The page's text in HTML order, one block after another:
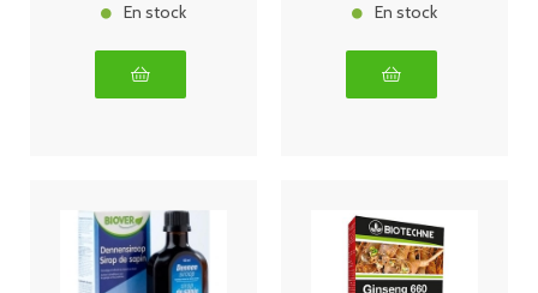
En stock En stock